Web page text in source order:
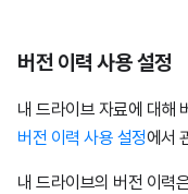
버전 이력 사용 설정
내 드라이브 자료에 대해
버전 이력 사용 설정에서
내 드라이브의 버전 이력